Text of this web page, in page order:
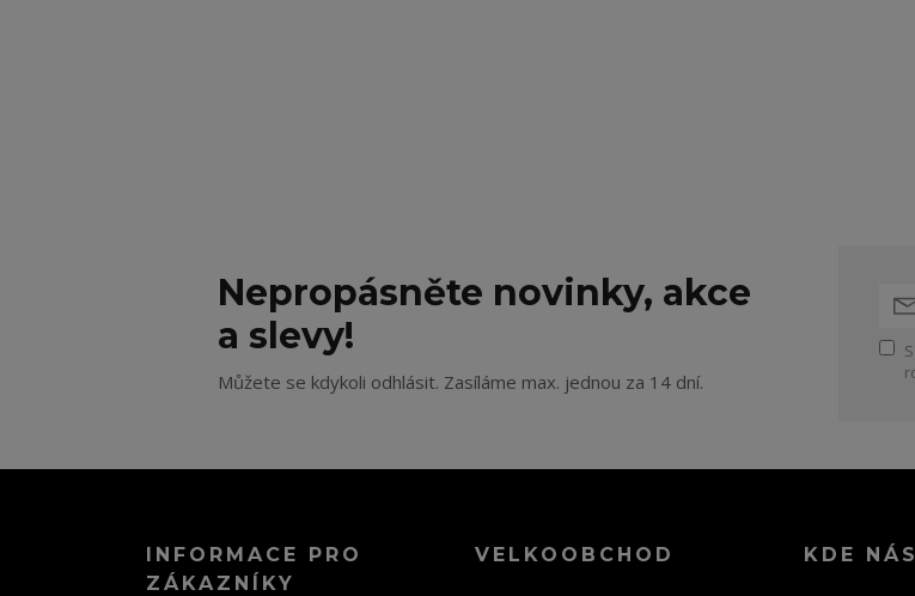
Nepropásněte novinky, akce
a slevy!
Můžete se kdykoli odhlásit. Zasíláme max. jednou za 14 dní.
INFORMACE PRO
ZÁKAZNÍKY
VELKOOBCHOD KDE